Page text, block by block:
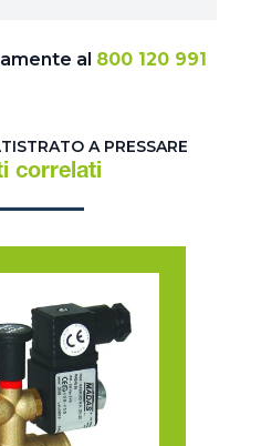
al 800 120 991
A PRESSARE
correlati